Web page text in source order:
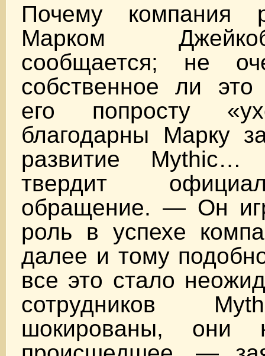
Почему компания
Марком
сообщается; не
собственное ли
его попросту
благодарны Марку
развитие
твердит
обращение. — Он
роль в успехе
далее и тому
все это стало
сотрудников
шокированы,